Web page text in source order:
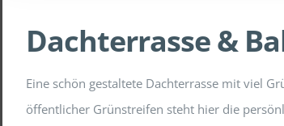
Dachterrasse &
Eine schön gestaltete Dachterrasse mit viel
öffentlicher Grünstreifen steht hier die